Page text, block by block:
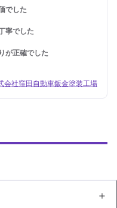
でした
寧でした
が正確でした
会社窪田自動車鈑金塗装工場